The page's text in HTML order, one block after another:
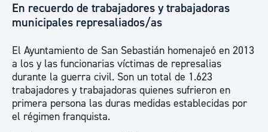
En recuerdo de trabajadores y trabajadoras
municipales represaliados/as
El Ayuntamiento de San Sebastián homenajeó en 2013
a los y las funcionarias víctimas de represalias
durante la guerra civil. Son un total de 1.623
trabajadores y trabajadoras quienes sufrieron en
primera persona las duras medidas establecidas por
el régimen franquista.